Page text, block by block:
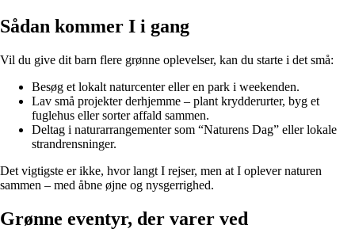
Sådan kommer I i gang
Vil du give dit barn flere grønne oplevelser, kan du starte i det små:
Besøg et lokalt naturcenter eller en park i weekenden.
Lav små projekter derhjemme – plant krydderurter, byg et
fuglehus eller sorter affald sammen.
Deltag i naturarrangementer som “Naturens Dag” eller lokale
strandrensninger.
Det vigtigste er ikke, hvor langt I rejser, men at I oplever naturen
sammen – med åbne øjne og nysgerrighed.
Grønne eventyr, der varer ved